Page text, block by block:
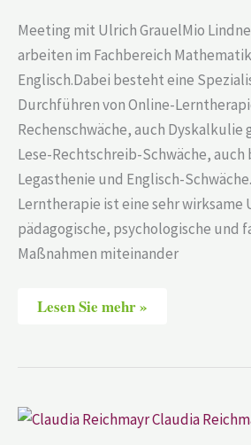
Meeting mit Ulrich GrauelMio
arbeiten im Fachbereich
Englisch.Dabei besteht eine
Durchführen von Online-
Rechenschwäche, auch Dyskalkulie
Lese-Rechtschreib-Schwäche, auch
Legasthenie und Englisch-
Lerntherapie ist eine sehr
pädagogische, psychologische und
Maßnahmen miteinander
Lesen Sie mehr »
Claudia
Reichmayr